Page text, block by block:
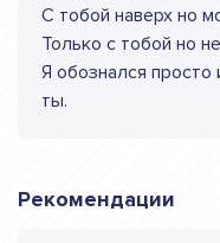
С тобой наверх но
Только с тобой но
Я обознался просто
ты.
Рекомендации